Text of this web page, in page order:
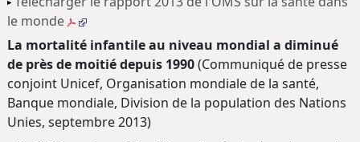
le monde
La mortalité infantile au niveau mondial a diminué
de près de moitié depuis 1990(Communiqué de presse
conjoint Unicef, Organisation mondiale de la santé,
Banque mondiale, Division de la population des Nations
Unies, septembre 2013)